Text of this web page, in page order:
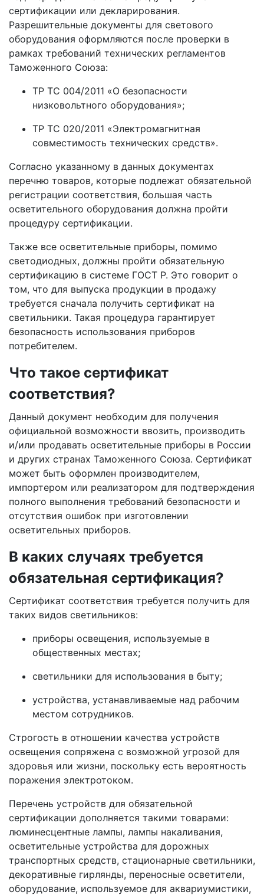
сертификации или декларирования.
Разрешительные документы для светового
оборудования оформляются после проверки в
рамках требований технических регламентов
Таможенного Союза:
ТР ТС 004/2011 «О безопасности
низковольтного оборудования»;
ТР ТС 020/2011 «Электромагнитная
совместимость технических средств».
Согласно указанному в данных документах
перечню товаров, которые подлежат обязательной
регистрации соответствия, большая часть
осветительного оборудования должна пройти
процедуру сертификации.
Также все осветительные приборы, помимо
светодиодных, должны пройти обязательную
сертификацию в системе ГОСТ Р. Это говорит о
том, что для выпуска продукции в продажу
требуется сначала получить сертификат на
светильники. Такая процедура гарантирует
безопасность использования приборов
потребителем.
Что такое сертификат
соответствия?
Данный документ необходим для получения
официальной возможности ввозить, производить
и/или продавать осветительные приборы в России
и других странах Таможенного Союза. Сертификат
может быть оформлен производителем,
импортером или реализатором для подтверждения
полного выполнения требований безопасности и
отсутствия ошибок при изготовлении
осветительных приборов.
В каких случаях требуется
обязательная сертификация?
Сертификат соответствия требуется получить для
таких видов светильников:
приборы освещения, используемые в
общественных местах;
светильники для использования в быту;
устройства, устанавливаемые над рабочим
местом сотрудников.
Строгость в отношении качества устройств
освещения сопряжена с возможной угрозой для
здоровья или жизни, поскольку есть вероятность
поражения электротоком.
Перечень устройств для обязательной
сертификации дополняется такими товарами:
люминесцентные лампы, лампы накаливания,
осветительные устройства для дорожных
транспортных средств, стационарные светильники,
декоративные гирлянды, переносные осветители,
оборудование, используемое для аквариумистики,